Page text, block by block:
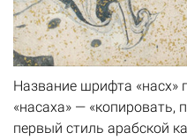
Название шрифта «насх»
«насаха» — «копировать,
первый стиль арабской